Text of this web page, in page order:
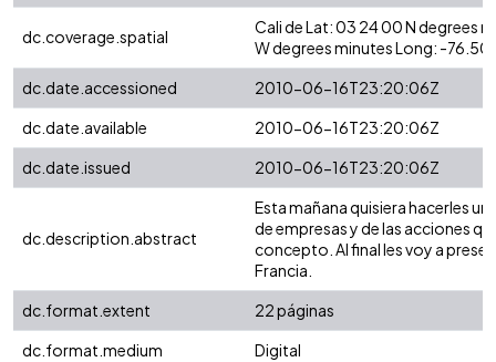
dc.coverage.spatial
Cali de Lat: 03 24 00 N degrees
W degrees minutes Long: -
dc.date.accessioned
2010-06-16T23:20:06Z
dc.date.available
2010-06-16T23:20:06Z
dc.date.issued
2010-06-16T23:20:06Z
dc.description.abstract
Esta mañana quisiera hacerles
de empresas y de las acciones
concepto. Al final les voy a
Francia.
dc.format.extent
22 páginas
dc.format.medium
Digital